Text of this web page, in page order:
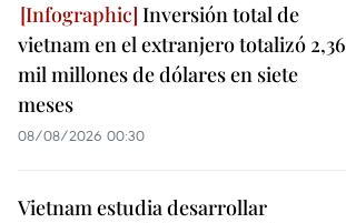
Inversión total de
vietnam en el extranjero totalizó 2,36
mil millones de dólares en siete
meses
08/08/2026 00:30
Vietnam estudia desarrollar